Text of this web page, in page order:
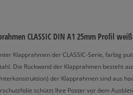
CLASSIC DIN A1 25mm Profil weiß
Klapprahmen der CLASSIC-Serie, farbig
Die Rückwand der Klapprahmen besteht
der Klapprahmen sind aus
schützt Ihre Poster vor dem